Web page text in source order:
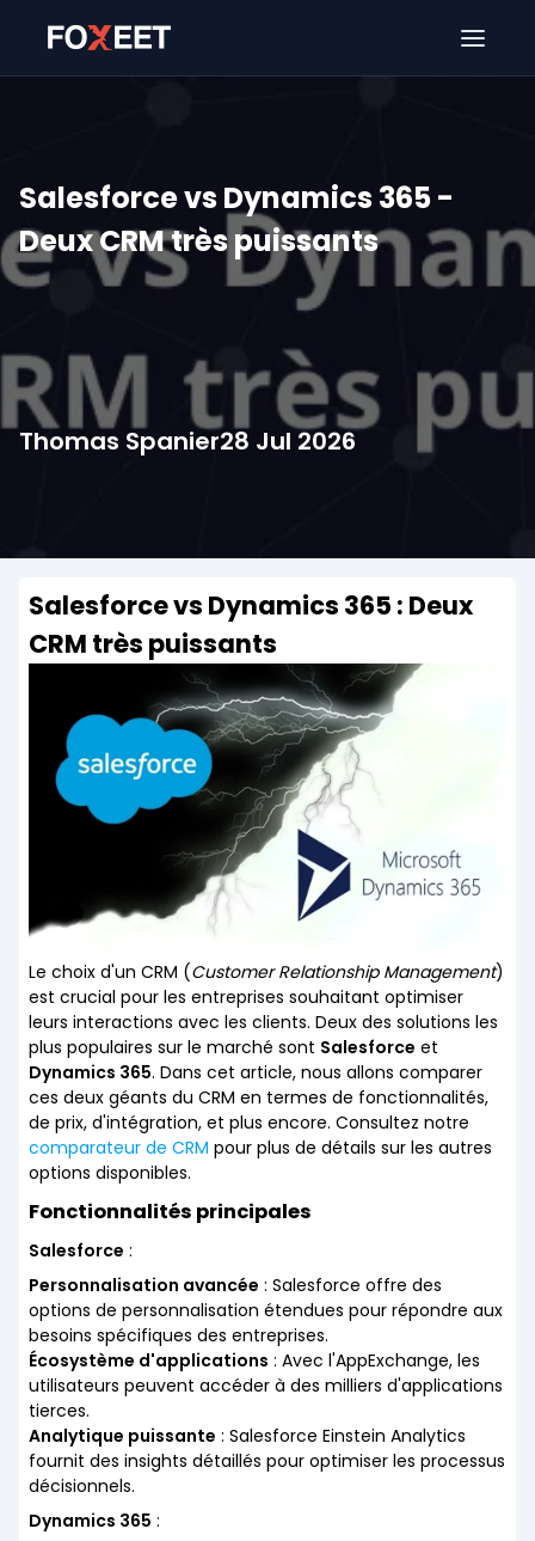
Salesforce vs Dynamics 365 -
Deux CRM très puissants
Thomas Spanier28 Jul 2026
Salesforce vs Dynamics 365 : Deux
CRM très puissants
Le choix d'un CRM (Customer Relationship Management)
est crucial pour les entreprises souhaitant optimiser
leurs interactions avec les clients. Deux des solutions les
plus populaires sur le marché sont Salesforce et
Dynamics 365. Dans cet article, nous allons comparer
ces deux géants du CRM en termes de fonctionnalités,
de prix, d'intégration, et plus encore. Consultez notre
comparateur de CRM pour plus de détails sur les autres
options disponibles.
Fonctionnalités principales
Salesforce :
Personnalisation avancée : Salesforce offre des
options de personnalisation étendues pour répondre aux
besoins spécifiques des entreprises.
Écosystème d'applications : Avec l'AppExchange, les
utilisateurs peuvent accéder à des milliers d'applications
tierces.
Analytique puissante : Salesforce Einstein Analytics
fournit des insights détaillés pour optimiser les processus
décisionnels.
Dynamics 365 :